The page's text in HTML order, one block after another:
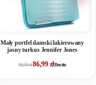
Mały portfel damski lakierowany
jasny turkus Jennifer Jones
99,99zł86,99 złBrutto